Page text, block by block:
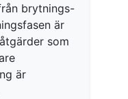
brytnings-
är
som
är